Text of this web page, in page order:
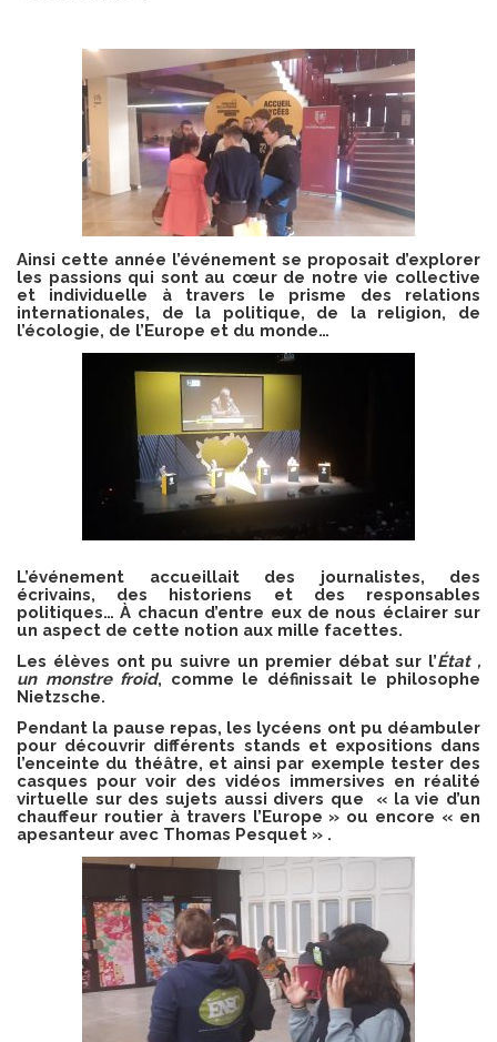
Ainsi cette année l’événement se proposait d’explorer
les passions qui sont au cœur de notre vie collective
et individuelle à travers le prisme des relations
internationales, de la politique, de la religion, de
l’écologie, de l’Europe et du monde…
L’événement accueillait des journalistes, des
écrivains, des historiens et des responsables
politiques… À chacun d’entre eux de nous éclairer sur
un aspect de cette notion aux mille facettes.
Les élèves ont pu suivre un premier débat sur l’État ,
un monstre froid, comme le définissait le philosophe
Nietzsche.
Pendant la pause repas, les lycéens ont pu déambuler
pour découvrir différents stands et expositions dans
l’enceinte du théâtre, et ainsi par exemple tester des
casques pour voir des vidéos immersives en réalité
virtuelle sur des sujets aussi divers que « la vie d’un
chauffeur routier à travers l’Europe » ou encore « en
apesanteur avec Thomas Pesquet » .